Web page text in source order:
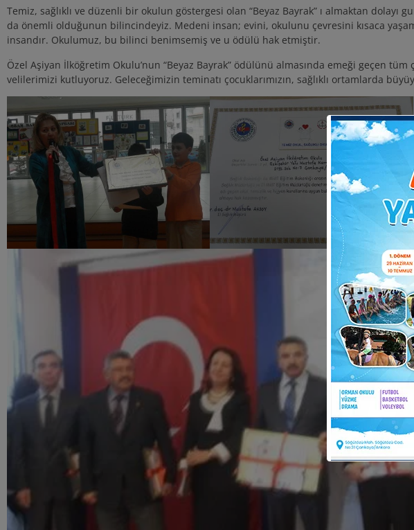
Temiz, sağlıklı ve düzenli bir okulun göstergesi olan “Beyaz Bayrak” ı almaktan dolayı
da önemli olduğunun bilincindeyiz. Medeni insan; evini, okulunu çevresini kısaca
insandır. Okulumuz, bu bilinci benimsemiş ve u ödülü hak etmiştir.
Özel Aşiyan İlköğretim Okulu’nun “Beyaz Bayrak” ödülünü almasında emeği geçen tüm
velilerimizi kutluyoruz. Geleceğimizin teminatı çocuklarımızın, sağlıklı ortamlarda